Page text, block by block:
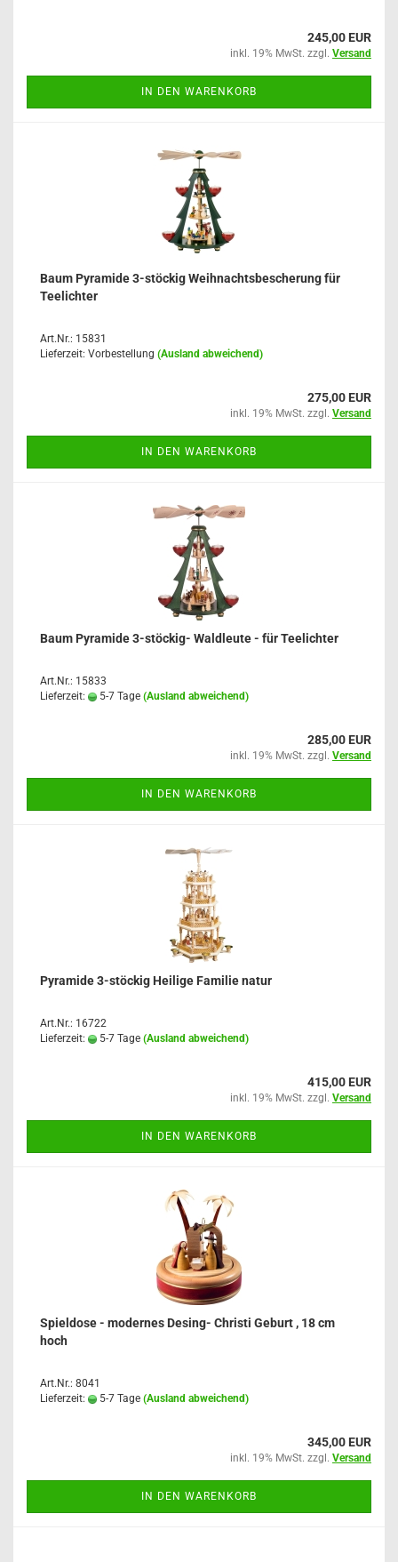
245,00 EUR
inkl. 19% MwSt. zzgl. Versand
IN DEN WARENKORB
Baum Pyramide 3-stöckig Weihnachtsbescherung für
Teelichter
Art.Nr.: 15831
Lieferzeit: Vorbestellung (Ausland abweichend)
275,00 EUR
inkl. 19% MwSt. zzgl. Versand
IN DEN WARENKORB
Baum Pyramide 3-stöckig- Waldleute - für Teelichter
Art.Nr.: 15833
Lieferzeit:
5-7 Tage (Ausland abweichend)
285,00 EUR
inkl. 19% MwSt. zzgl. Versand
IN DEN WARENKORB
Pyramide 3-stöckig Heilige Familie natur
Art.Nr.: 16722
Lieferzeit:
5-7 Tage (Ausland abweichend)
415,00 EUR
inkl. 19% MwSt. zzgl. Versand
IN DEN WARENKORB
Spieldose - modernes Desing- Christi Geburt , 18 cm
hoch
Art.Nr.: 8041
Lieferzeit:
5-7 Tage (Ausland abweichend)
345,00 EUR
inkl. 19% MwSt. zzgl. Versand
IN DEN WARENKORB